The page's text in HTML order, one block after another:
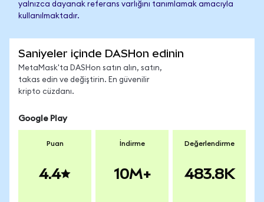
yalnızca dayanak referans varlığını tanımlamak amacıyla
kullanılmaktadır.
Saniyeler içinde DASHon edinin
MetaMask'ta DASHon satın alın, satın,
takas edin ve değiştirin. En güvenilir
kripto cüzdanı.
Google Play
Puan
4.4
İndirme
10M+
Değerlendirme
483.8K